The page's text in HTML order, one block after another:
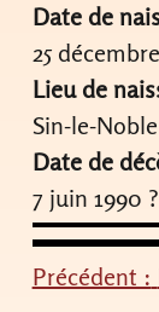
Date de
25
Lieu de
Sin-le-
Date de
7 juin 1990 ?
Précédent :